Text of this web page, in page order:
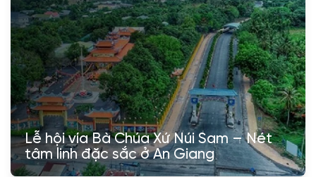
Lễ hội vía Bà Chúa Xứ Núi Sam – Nét
tâm linh đặc sắc ở An Giang